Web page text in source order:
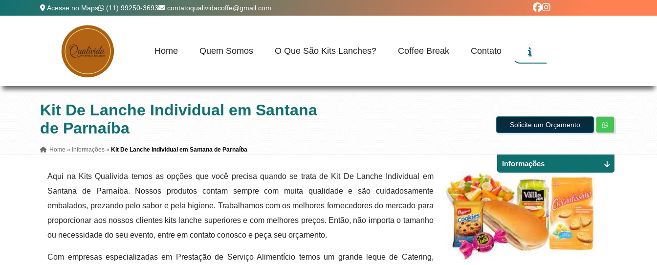
Acesse no Maps (11) 99250-3693 contatoqualividacoffe@gmail.com
Home Quem Somos O Que São Kits Lanches? Coffee Break Contato
Kit De Lanche Individual em Santana
de Parnaíba
Home » Informações » Kit De Lanche Individual em Santana de Parnaíba
Solicite um Orçamento
Aqui na Kits Qualivida temos as opções que você precisa quando se trata de Kit De Lanche Individual em
Santana de Parnaíba. Nossos produtos contam sempre com muita qualidade e são cuidadosamente
embalados, prezando pelo sabor e pela higiene. Trabalhamos com os melhores fornecedores do mercado para
proporcionar aos nossos clientes kits lanche superiores e com melhores preços. Então, não importa o tamanho
ou necessidade do seu evento, entre em contato conosco e peça seu orçamento.
Com empresas especializadas em Prestação de Serviço Alimentício temos um grande leque de Catering,
Informações